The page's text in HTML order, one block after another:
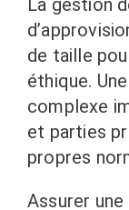
de taille
éthique.
complexe
et parties
propres
Assurer